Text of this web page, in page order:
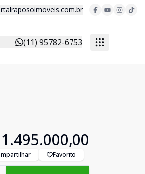
(11) 95782-6753
Favorito